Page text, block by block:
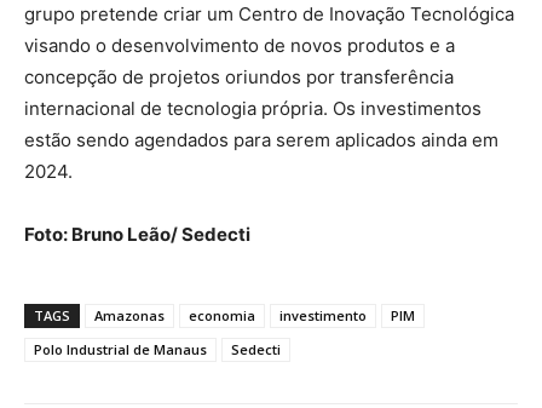
grupo pretende criar um Centro de Inovação Tecnológica
visando o desenvolvimento de novos produtos e a
concepção de projetos oriundos por transferência
internacional de tecnologia própria. Os investimentos
estão sendo agendados para serem aplicados ainda em
2024.
Foto: Bruno Leão/ Sedecti
TAGS Amazonas economia investimento
PIM
Polo Industrial de Manaus
Sedecti